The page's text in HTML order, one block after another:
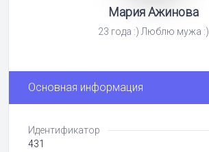
Мария Ажинова
23 года :) Люблю мужа :)
Основная информация
Идентификатор
431